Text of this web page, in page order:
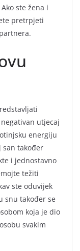
ste žena i
pretrpjeti
utjecaj
energiju
san također
i jednostavno
težiti
ste oduvijek
snu također se
koja je dio
svakim